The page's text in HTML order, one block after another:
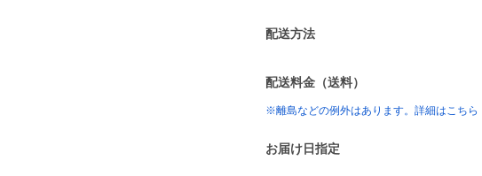
配送方法
配送料金（送料）
※離島などの例外はあります。詳細はこちら
お届け日指定